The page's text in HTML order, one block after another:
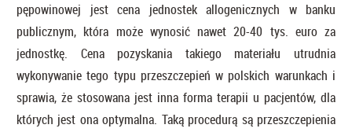
pępowinowej jest cena jednostek allogenicznych w banku
publicznym, która może wynosić nawet 20-40 tys. euro za
jednostkę. Cena pozyskania takiego materiału utrudnia
wykonywanie tego typu przeszczepień w polskich warunkach i
sprawia, że stosowana jest inna forma terapii u pacjentów, dla
których jest ona optymalna. Taką procedurą są przeszczepienia